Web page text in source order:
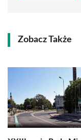
Zobacz Także